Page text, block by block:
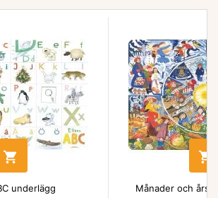

underlägg

Månader och